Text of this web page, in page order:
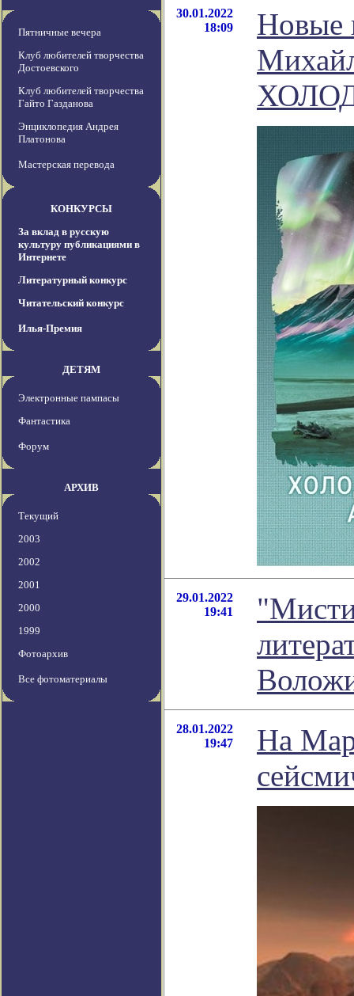
Пятничные вечера
Клуб любителей творчества
Достоевского
Клуб любителей творчества
Гайто Газданова
Энциклопедия Андрея
Платонова
Мастерская перевода
КОНКУРСЫ
За вклад в русскую
культуру публикациями в
Интернете
Литературный конкурс
Читательский конкурс
Илья-Премия
ДЕТЯМ
Электронные пампасы
Фантастика
Форум
АРХИВ
Текущий
2003
2002
2001
2000
1999
Фотоархив
Все фотоматериалы
30.01.2022
18:09
Новые
29.01.2022
19:41
28.01.2022
19:47
На